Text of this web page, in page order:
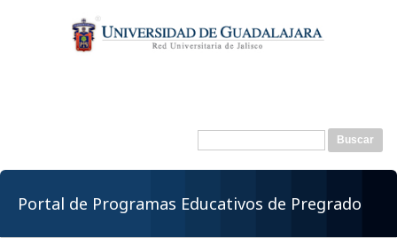
contenido
principal
Formulario de
Buscar
Portal de Programas Educativos de Pregrado